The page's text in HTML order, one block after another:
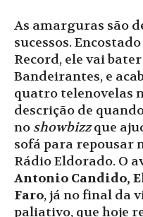
As amarguras são
sucessos.
Record, ele vai
Bandeirantes, e
quatro telenovelas
descrição de
no showbizzque
sofá para repousar
Rádio Eldorado. O
Antonio Candido,
Faro, já no final da
paliativo, que hoje